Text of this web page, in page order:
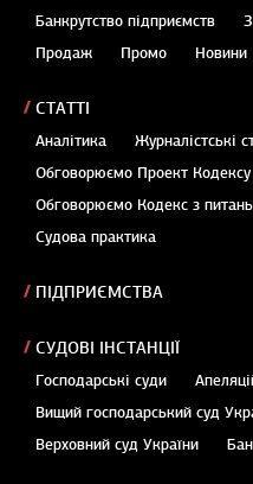
Банкрутство підприємств
Продаж
Промо Новини
СТАТТІ
Аналітика Журналістські
Обговорюємо Проект Кодексу
Обговорюємо Кодекс з
Судова практика
ПІДПРИЄМСТВА
СУДОВІ ІНСТАНЦІЇ
Господарські суди
Вищий господарський суд
Верховний суд України